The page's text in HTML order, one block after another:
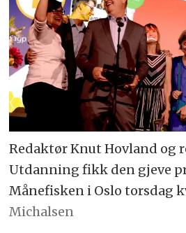
Redaktør Knut Hovland og
Utdanning fikk den gjeve
Månefisken i Oslo torsdag
Michalsen